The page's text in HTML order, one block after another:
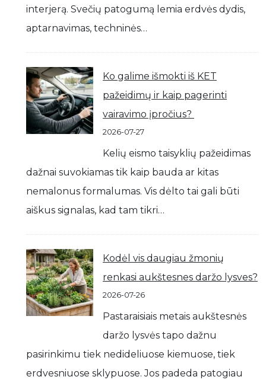
interjerą. Svečių patogumą lemia erdvės dydis,
aptarnavimas, techninės…
Ko galime išmokti iš KET
pažeidimų ir kaip pagerinti
vairavimo įpročius?
2026-07-27
Kelių eismo taisyklių pažeidimas
dažnai suvokiamas tik kaip bauda ar kitas
nemalonus formalumas. Vis dėlto tai gali būti
aiškus signalas, kad tam tikri…
Kodėl vis daugiau žmonių
renkasi aukštesnes daržo lysves?
2026-07-26
Pastaraisiais metais aukštesnės
daržo lysvės tapo dažnu
pasirinkimu tiek nedideliuose kiemuose, tiek
erdvesniuose sklypuose. Jos padeda patogiau